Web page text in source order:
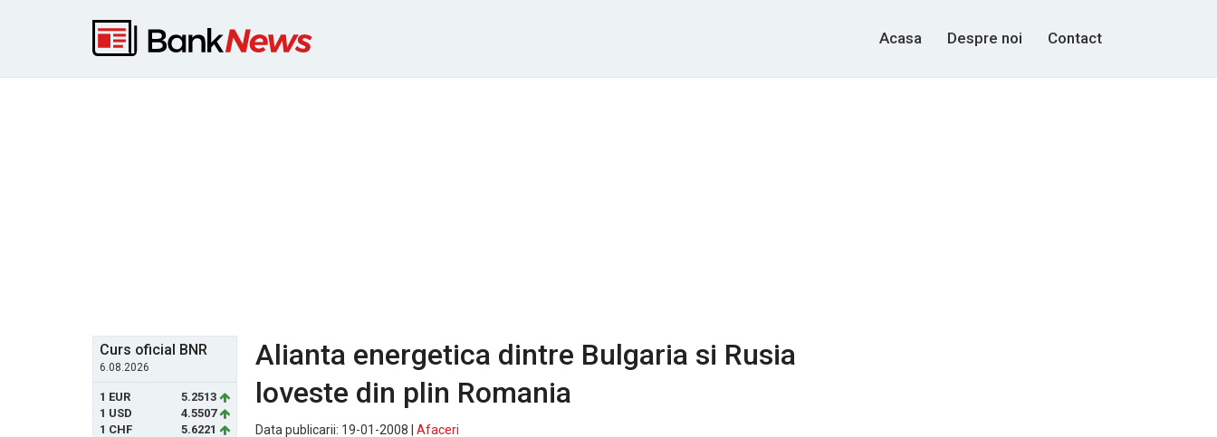
Acasa Despre noi Contact
Curs oficial BNR
6.08.2026
1 EUR
5.2513
1 USD
4.5507
1 CHF
5.6221
Alianta energetica dintre Bulgaria si Rusia
loveste din plin Romania
Data publicarii: 19-01-2008 | Afaceri